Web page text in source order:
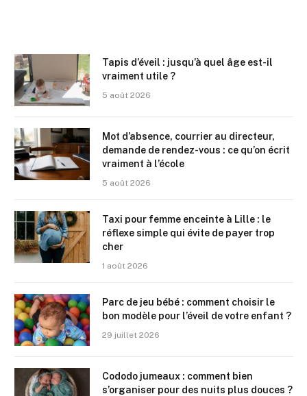
Tapis d’éveil : jusqu’à quel âge est-il
vraiment utile ?
5 août 2026
Mot d’absence, courrier au directeur,
demande de rendez-vous : ce qu’on écrit
vraiment à l’école
5 août 2026
Taxi pour femme enceinte à Lille : le
réflexe simple qui évite de payer trop
cher
1 août 2026
Parc de jeu bébé : comment choisir le
bon modèle pour l’éveil de votre enfant ?
29 juillet 2026
Cododo jumeaux : comment bien
s’organiser pour des nuits plus douces ?